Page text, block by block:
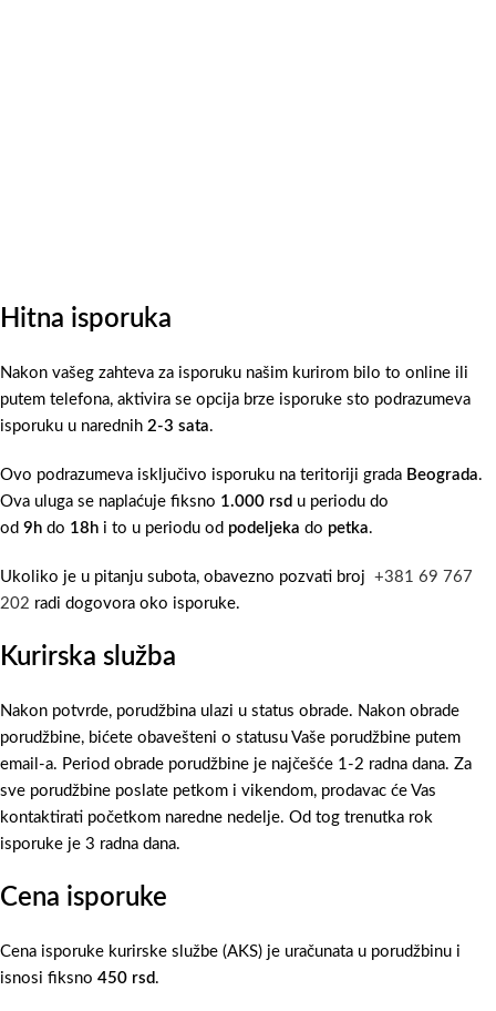
Hitna isporuka
Nakon vašeg zahteva za isporuku našim kurirom bilo to online ili
putem telefona, aktivira se opcija brze isporuke sto podrazumeva
isporuku u narednih 2-3 sata.
Ovo podrazumeva isključivo isporuku na teritoriji grada Beograda.
Ova uluga se naplaćuje fiksno 1.000 rsd u periodu do
od 9h do 18h i to u periodu od podeljeka do petka.
Ukoliko je u pitanju subota, obavezno pozvati broj +381 69 767
202 radi dogovora oko isporuke.
Kurirska služba
Nakon potvrde, porudžbina ulazi u status obrade. Nakon obrade
porudžbine, bićete obavešteni o statusu Vaše porudžbine putem
email-a. Period obrade porudžbine je najčešće 1-2 radna dana. Za
sve porudžbine poslate petkom i vikendom, prodavac će Vas
kontaktirati početkom naredne nedelje. Od tog trenutka rok
isporuke je 3 radna dana.
Cena isporuke
Cena isporuke kurirske službe (AKS) je uračunata u porudžbinu i
isnosi fiksno 450 rsd.